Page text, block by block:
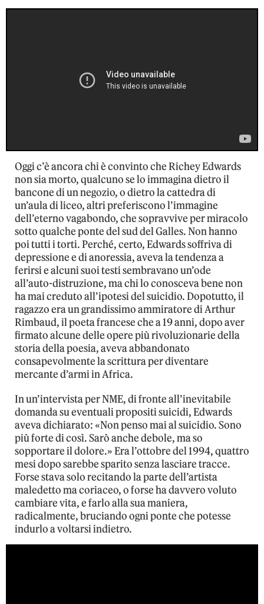
Oggi c’è ancora chi è convinto che Richey Edwards
non sia morto, qualcuno se lo immagina dietro il
bancone di un negozio, o dietro la cattedra di
un’aula di liceo, altri preferiscono l’immagine
dell’eterno vagabondo, che sopravvive per miracolo
sotto qualche ponte del sud del Galles. Non hanno
poi tutti i torti. Perché, certo, Edwards soffriva di
depressione e di anoressia, aveva la tendenza a
ferirsi e alcuni suoi testi sembravano un’ode
all’auto-distruzione, ma chi lo conosceva bene non
ha mai creduto all’ipotesi del suicidio. Dopotutto, il
ragazzo era un grandissimo ammiratore di Arthur
Rimbaud, il poeta francese che a 19 anni, dopo aver
firmato alcune delle opere più rivoluzionarie della
storia della poesia, aveva abbandonato
consapevolmente la scrittura per diventare
mercante d’armi in Africa.
In un’intervista per NME, di fronte all’inevitabile
domanda su eventuali propositi suicidi, Edwards
aveva dichiarato: «Non penso mai al suicidio. Sono
più forte di così. Sarò anche debole, ma so
sopportare il dolore.» Era l’ottobre del 1994, quattro
mesi dopo sarebbe sparito senza lasciare tracce.
Forse stava solo recitando la parte dell’artista
maledetto ma coriaceo, o forse ha davvero voluto
cambiare vita, e farlo alla sua maniera,
radicalmente, bruciando ogni ponte che potesse
indurlo a voltarsi indietro.